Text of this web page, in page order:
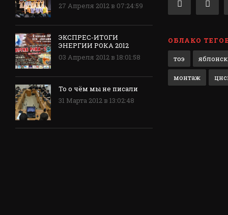
27 Апреля 2012 в 07:24:59
ЭКСПРЕС-ИТОГИ
ЭНЕРГИИ РОКА 2012
03 Апреля 2012 в 18:01:58
То о чём мы не писали
31 Марта 2012 в 13:02:48
ОБЛАКО
тоэ
монтаж